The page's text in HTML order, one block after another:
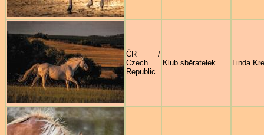
ČR /
Czech
Republic
Klub sběratelek Linda